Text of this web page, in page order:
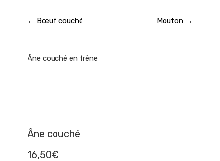
← Bœuf couché Mouton →
Âne couché en frêne
Âne couché
16,50€